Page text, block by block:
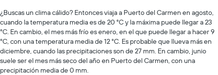
values.
Range:
0
to
250.
¿Buscas un clima cálido? Entonces viaja a Puerto del Carmen en agosto,
cuando la temperatura media es de 20 °C y la máxima puede llegar a 23
°C. En cambio, el mes más frío es enero, en el que puede llegar a hacer 9
°C, con una temperatura media de 12 °C. Es probable que llueva más en
diciembre, cuando las precipitaciones son de 27 mm. En cambio, junio
suele ser el mes más seco del año en Puerto del Carmen, con una
precipitación media de 0 mm.